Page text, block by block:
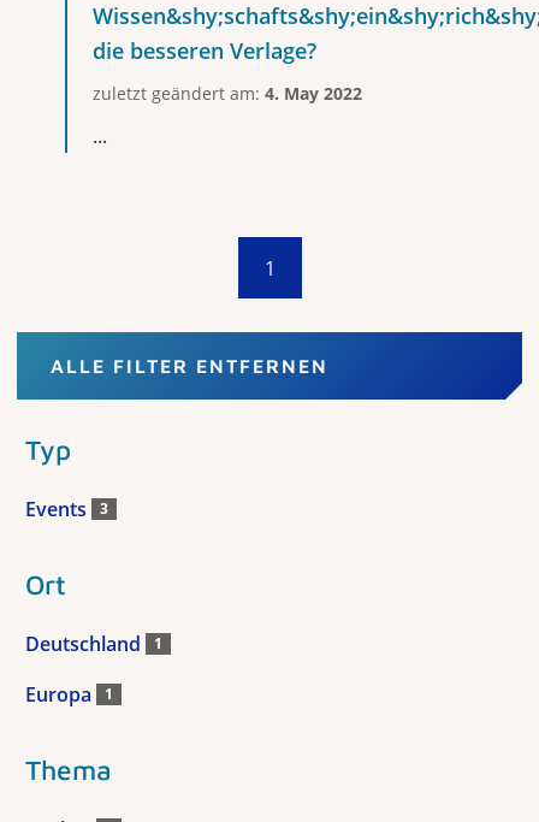
die besseren Verlage?
zuletzt geändert am: 4. May 2022
...
1
ALLE FILTER ENTFERNEN
Typ
Events 3
Ort
Deutschland 1
Europa 1
Thema